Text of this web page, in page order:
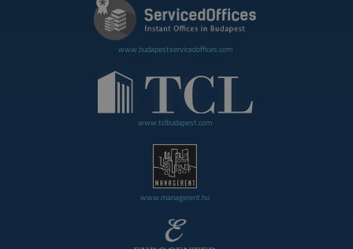
www.budapestservicedoffices.com
www.tclbudapest.com
www.managerent.hu